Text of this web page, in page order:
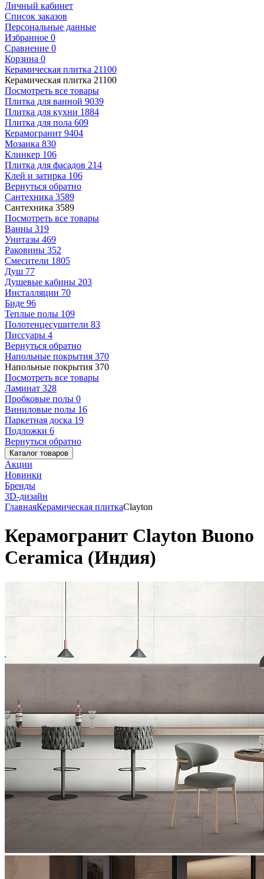
Личный кабинет
Список заказов
Персональные данные
Избранное 0
Сравнение 0
Корзина 0
Керамическая плитка 21100
Керамическая плитка 21100
Посмотреть все товары
Плитка для ванной 9039
Плитка для кухни 1884
Плитка для пола 609
Керамогранит 9404
Мозаика 830
Клинкер 106
Плитка для фасадов 214
Клей и затирка 106
Вернуться обратно
Сантехника 3589
Сантехника 3589
Посмотреть все товары
Ванны 319
Унитазы 469
Раковины 352
Смесители 1805
Душ 77
Душевые кабины 203
Инсталляции 70
Биде 96
Теплые полы 109
Полотенцесушители 83
Писсуары 4
Вернуться обратно
Напольные покрытия 370
Напольные покрытия 370
Посмотреть все товары
Ламинат 328
Пробковые полы 0
Виниловые полы 16
Паркетная доска 19
Подложки 6
Вернуться обратно
Каталог товаров
Акции
Новинки
Бренды
3D-дизайн
ГлавнаяКерамическая плиткаClayton
Керамогранит Clayton Buono
Ceramica (Индия)